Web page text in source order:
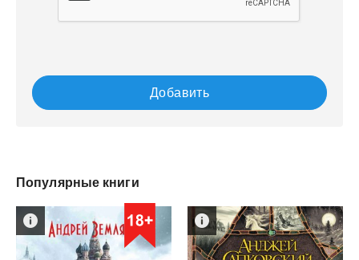
Добавить
Популярные книги